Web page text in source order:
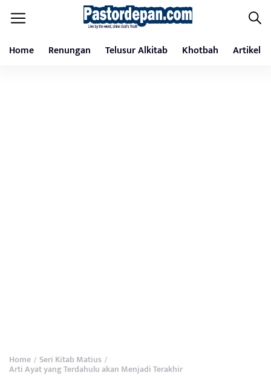
Home Renungan Telusur Alkitab Khotbah Artikel
Home / Seri Kitab Matius /
Arti Ayat yang Terdahulu akan Menjadi Terakhir